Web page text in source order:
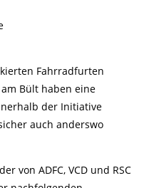
Fahrradfurten
Bült haben eine
der Initiative
auch anderswo
von ADFC, VCD und RSC